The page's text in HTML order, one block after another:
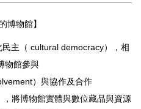
博物館】
主（ cultural democracy），相
物館參與
）與協作及合作
將博物館實體與數位藏品與資源